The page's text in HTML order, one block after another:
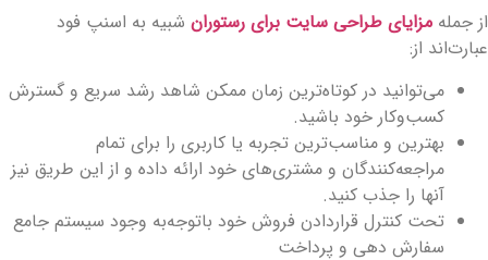
از جمله مزایای طراحی سایت برای رستورانشبیه به اسنپ فود
عبارت‌اند از:
می‌توانید در کوتاه‌ترین زمان ممکن شاهد رشد سریع و گسترش
کسب‌وکار خود باشید.
بهترین و مناسب‌ترین تجربه یا کاربری را برای تمام
مراجعه‌کنندگان و مشتری‌های خود ارائه داده و از این طریق نیز
آنها را جذب کنید.
تحت کنترل قراردادن فروش خود باتوجه‌به وجود سیستم جامع
سفارش دهی و پرداخت